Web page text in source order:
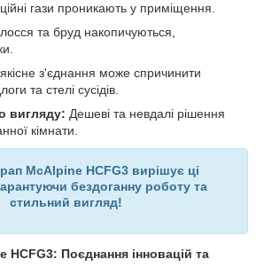
гази проникають у приміщення.
та бруд накопичуються,
з'єднання може спричинити
та стелі сусідів.
вигляду: Дешеві та невдалі рішення
кімнати.
McAlpine HCFG3 вирішує ці
бездоганну роботу та
стильний вигляд!
Поєднання інновацій та